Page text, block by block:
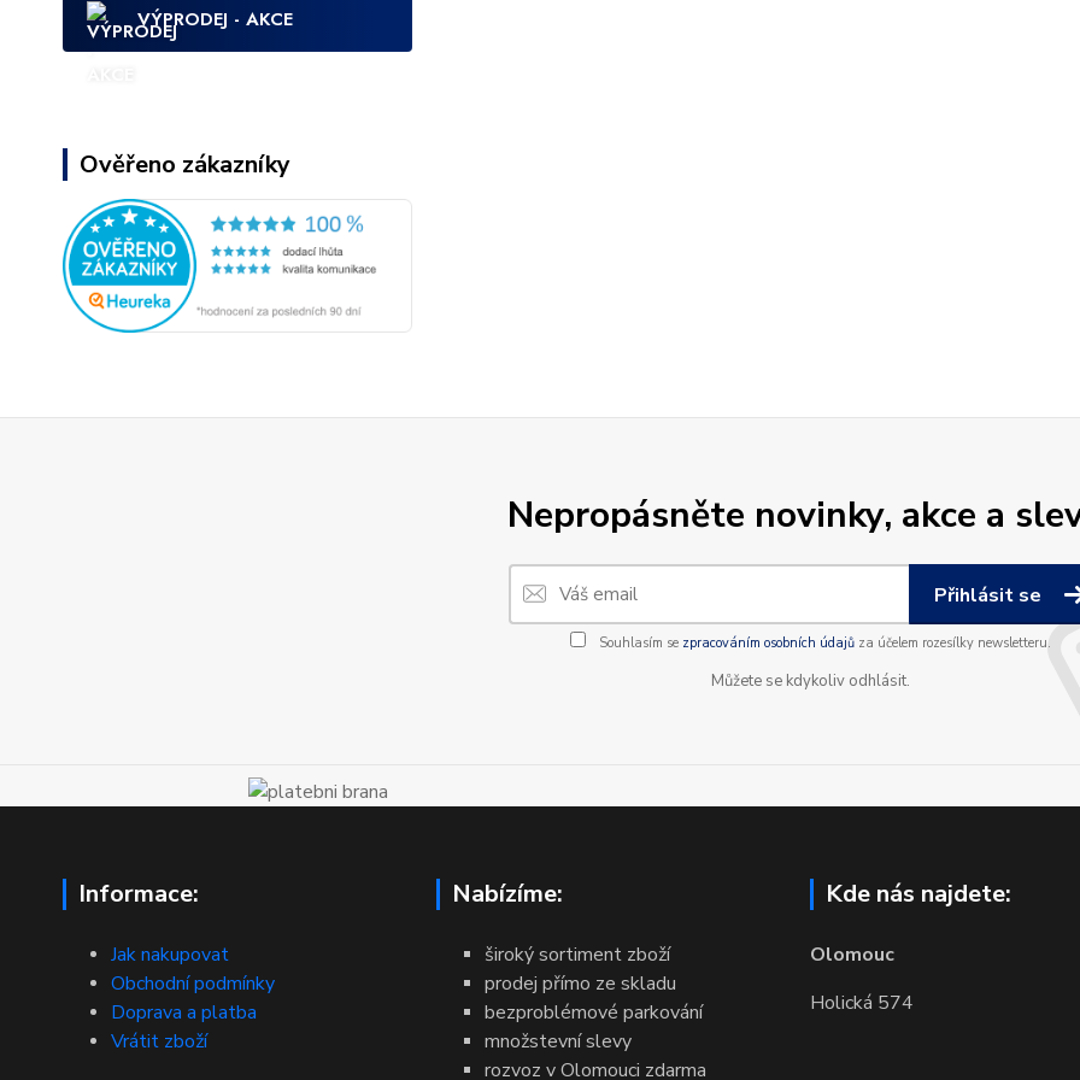
VÝPRODEJ - AKCE
Ověřeno zákazníky
Nepropásněte novinky, akce a
Přihlásit se
Souhlasím se zpracováním osobních údajůza účelem rozesílky newsletteru.
Můžete se kdykoliv odhlásit.
Informace:
Jak nakupovat
Obchodní podmínky
Doprava a platba
Vrátit zboží
Nabízíme:
široký sortiment zboží
prodej přímo ze skladu
bezproblémové parkování
množstevní slevy
rozvoz v Olomouci zdarma
Kde nás najdete:
Olomouc
Holická 574